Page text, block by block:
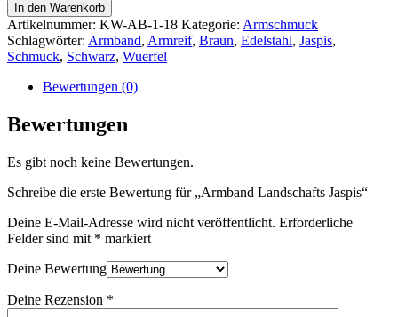
In den Warenkorb
Artikelnummer: KW-AB-1-18 Kategorie: Armschmuck
Schlagwörter: Armband, Armreif, Braun, Edelstahl, Jaspis,
Schmuck, Schwarz, Wuerfel
Bewertungen (0)
Bewertungen
Es gibt noch keine Bewertungen.
Schreibe die erste Bewertung für „Armband Landschafts Jaspis“
Deine E-Mail-Adresse wird nicht veröffentlicht. Erforderliche
Felder sind mit * markiert
Deine Bewertung
Deine Rezension *